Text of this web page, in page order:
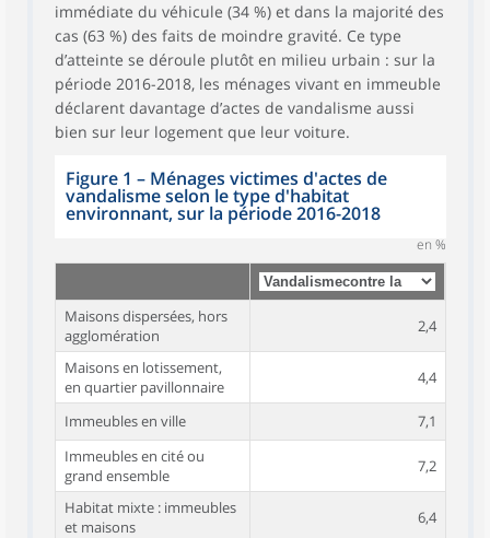
immédiate du véhicule (34 %) et dans la majorité des
cas (63 %) des faits de moindre gravité. Ce type
d’atteinte se déroule plutôt en milieu urbain : sur la
période 2016-2018, les ménages vivant en immeuble
déclarent davantage d’actes de vandalisme aussi
bien sur leur logement que leur voiture.
Figure 1 – Ménages victimes d'actes de
vandalisme selon le type d'habitat
environnant, sur la période 2016-2018
en %
Maisons dispersées, hors
agglomération
2,4
Maisons en lotissement,
en quartier pavillonnaire
4,4
Immeubles en ville
7,1
Immeubles en cité ou
grand ensemble
7,2
Habitat mixte : immeubles
et maisons
6,4